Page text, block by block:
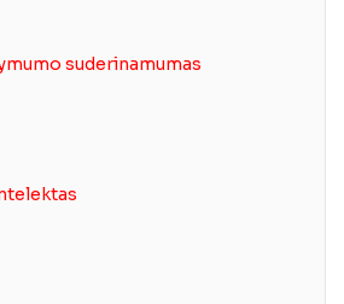
suderinamumas